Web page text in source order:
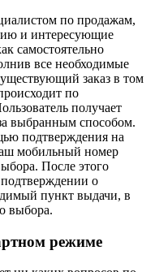
по продажам,
и интересующие
самостоятельно
все необходимые
заказ в том
по
получает
выбранным способом.
подтверждения на
мобильный номер
После этого
подтверждении о
пункт выдачи, в
выбора.
режиме